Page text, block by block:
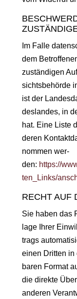
Im Falle
dem
zuständi­gen
sichts­be­hörde
ist der
des­lan­des, in
hat. Eine Liste
deren
nom­men wer­
den: https://
ten_Links/
RECHT AUF
Sie haben das
lage Ihrer
trags
einen Drit­ten
baren For­mat
die direk­te
anderen